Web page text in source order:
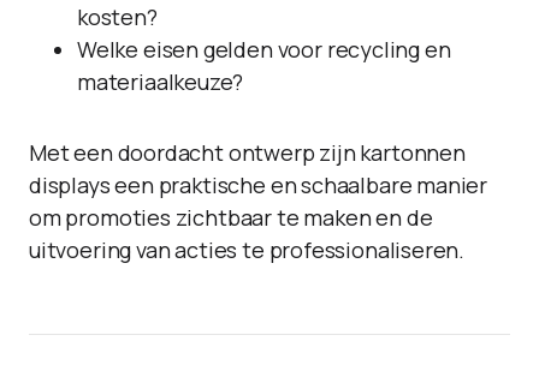
kosten?
Welke eisen gelden voor recycling en
materiaalkeuze?
Met een doordacht ontwerp zijn kartonnen
displays een praktische en schaalbare manier
om promoties zichtbaar te maken en de
uitvoering van acties te professionaliseren.